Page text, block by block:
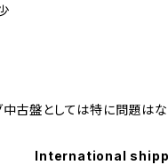
古盤としては特に問題は
International